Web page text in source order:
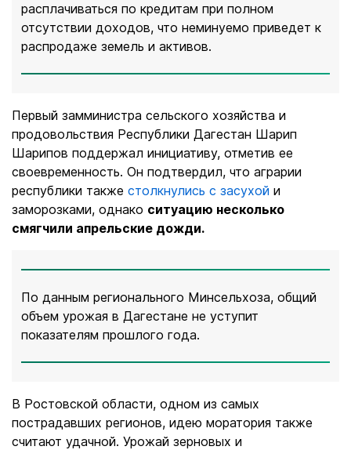
расплачиваться по кредитам при полном
отсутствии доходов, что неминуемо приведет к
распродаже земель и активов.
Первый замминистра сельского хозяйства и
продовольствия Республики Дагестан Шарип
Шарипов поддержал инициативу, отметив ее
своевременность. Он подтвердил, что аграрии
республики также столкнулись с засухой и
заморозками, однако ситуацию несколько
смягчили апрельские дожди.
По данным регионального Минсельхоза, общий
объем урожая в Дагестане не уступит
показателям прошлого года.
В Ростовской области, одном из самых
пострадавших регионов, идею моратория также
считают удачной. Урожай зерновых и